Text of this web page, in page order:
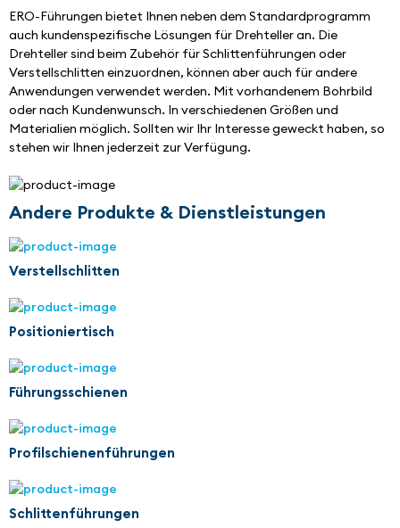
ERO-Führungen bietet Ihnen neben dem Standardprogramm
auch kundenspezifische Lösungen für Drehteller an. Die
Drehteller sind beim Zubehör für Schlittenführungen oder
Verstellschlitten einzuordnen, können aber auch für andere
Anwendungen verwendet werden. Mit vorhandenem Bohrbild
oder nach Kundenwunsch. In verschiedenen Größen und
Materialien möglich. Sollten wir Ihr Interesse geweckt haben, so
stehen wir Ihnen jederzeit zur Verfügung.
Andere Produkte & Dienstleistungen
Verstellschlitten
Positioniertisch
Führungsschienen
Profilschienenführungen
Schlittenführungen